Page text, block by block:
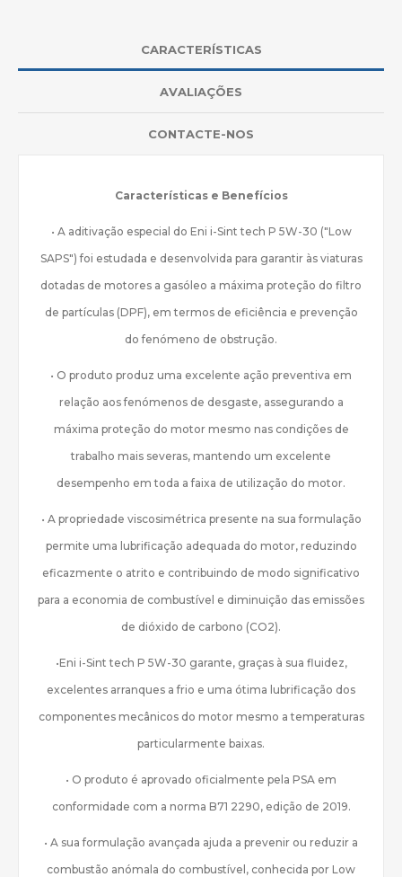
CARACTERÍSTICAS
AVALIAÇÕES
CONTACTE-NOS
Características e Benefícios
• A aditivação especial do Eni i-Sint tech P 5W-30 ("Low
SAPS") foi estudada e desenvolvida para garantir às viaturas
dotadas de motores a gasóleo a máxima proteção do filtro
de partículas (DPF), em termos de eficiência e prevenção
do fenómeno de obstrução.
• O produto produz uma excelente ação preventiva em
relação aos fenómenos de desgaste, assegurando a
máxima proteção do motor mesmo nas condições de
trabalho mais severas, mantendo um excelente
desempenho em toda a faixa de utilização do motor.
• A propriedade viscosimétrica presente na sua formulação
permite uma lubrificação adequada do motor, reduzindo
eficazmente o atrito e contribuindo de modo significativo
para a economia de combustível e diminuição das emissões
de dióxido de carbono (CO2).
•Eni i-Sint tech P 5W-30 garante, graças à sua fluidez,
excelentes arranques a frio e uma ótima lubrificação dos
componentes mecânicos do motor mesmo a temperaturas
particularmente baixas.
• O produto é aprovado oficialmente pela PSA em
conformidade com a norma B71 2290, edição de 2019.
• A sua formulação avançada ajuda a prevenir ou reduzir a
combustão anómala do combustível, conhecida por Low